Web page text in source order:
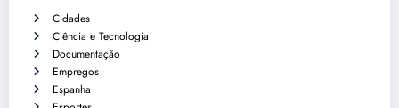
Cidades
Ciência e Tecnologia
Documentação
Empregos
Espanha